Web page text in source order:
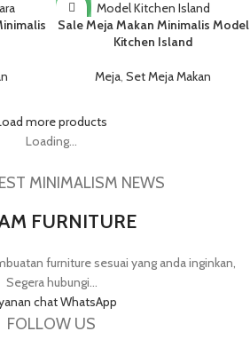
NEW
Sale Meja Makan Minimalis Model
Kitchen Island
Meja, Set Meja Makan
more products
Loading...
MINIMALISM NEWS
FURNITURE
furniture sesuai yang anda inginkan,
Segera hubungi...
chat WhatsApp
FOLLOW US